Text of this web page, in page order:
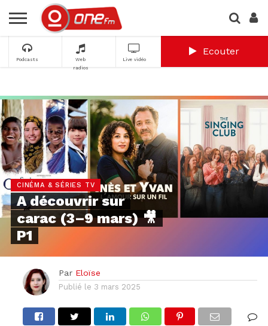
Podcasts
Web
radios
Live vidéo
Ecouter
CINÉMA & SÉRIES TV
A découvrir sur
carac (3–9 mars) 🎥
P1
Par Eloïse
Publié le 3 mars 2025